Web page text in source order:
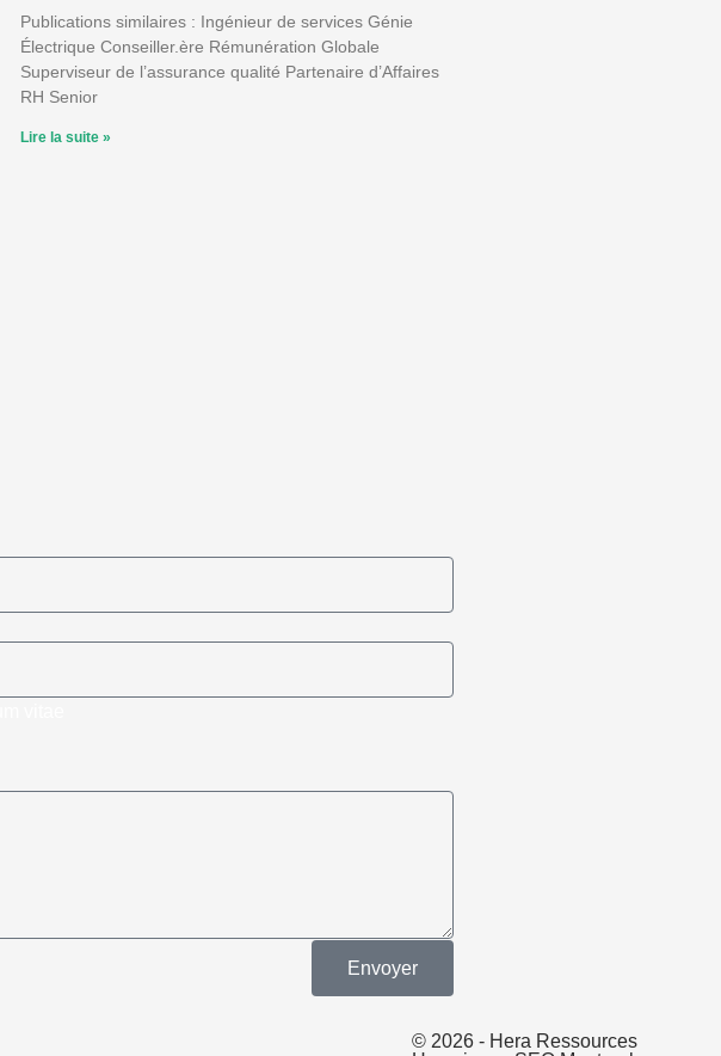
Publications similaires : Ingénieur de services Génie
Électrique Conseiller.ère Rémunération Globale
Superviseur de l’assurance qualité Partenaire d’Affaires
RH Senior
Lire la suite »
Envoyer
© 2026 - Hera Ressources